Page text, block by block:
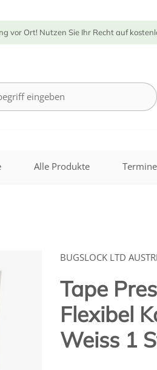
vor Ort! Nutzen Sie Ihr Recht auf
Alle Produkte
BUGSLOCK LTD
Tape
Flexibel
Weiss 1